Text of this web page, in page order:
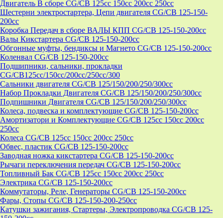
Двигатель В сборе CG/CB 125cc 150cc 200cc 250cc
Шестерни электростартера, Цепи двигателя CG/CB 125-150-
200cc
Коробка Передач в сборе ВАЛЫ КПП CG/CB 125-150-200cc
Валы Кикстартера CG/CB 125-150-200cc
Обгонные муфты, бендиксы и Магнето CG/CB 125-150-200cc
Коленвал CG/CB 125-150-200cc
Подшипники, сальники, прокладки
CG/CB125сс/150cc/200cc/250cc/300
Сальники двигателя CG/CB 125/150/200/250/300cc
Набор Прокладки Двигателя CG/CB 125/150/200/250/300cc
Подпишники Двигателя CG/CB 125/150/200/250/300cc
Колеса, подвеска и комплектующие CG/CB 125-150-200cc
Амортизатори и Комплектующие CG/CB 125cc 150cc 200cc
250cc
Колеса CG/CB 125cc 150cc 200cc 250cc
Обвес, пластик CG/CB 125-150-200cc
Заводная ножка кикстартера CG/CB 125-150-200cc
Рычаги переключения передач CG/CB 125-150-200cc
Топливный Бак CG/CB 125cc 150cc 200cc 250cc
Электрика CG/CB 125-150-200cc
Коммутаторы, Реле, Генераторы CG/CB 125-150-200cc
Фары, Стопы CG/CB 125-150-200-250cc
Катушки зажигания, Стартеры, Электропроводка CG/CB 125-